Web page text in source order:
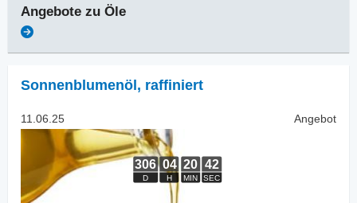
Angebote zu Öle
Sonnenblumenöl, raffiniert
11.06.25 Angebot